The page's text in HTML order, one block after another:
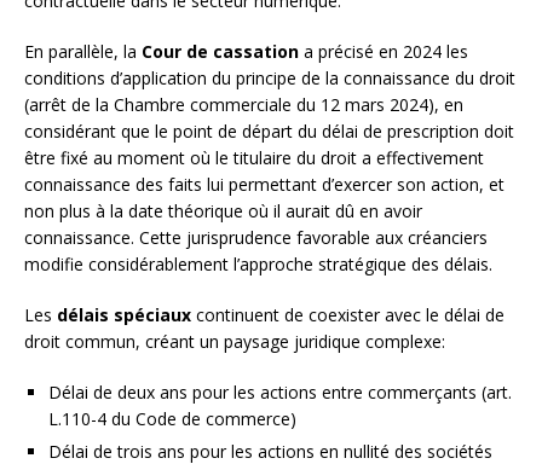
En parallèle, la Cour de cassation a précisé en 2024 les
conditions d’application du principe de la connaissance du droit
(arrêt de la Chambre commerciale du 12 mars 2024), en
considérant que le point de départ du délai de prescription doit
être fixé au moment où le titulaire du droit a effectivement
connaissance des faits lui permettant d’exercer son action, et
non plus à la date théorique où il aurait dû en avoir
connaissance. Cette jurisprudence favorable aux créanciers
modifie considérablement l’approche stratégique des délais.
Les délais spéciaux continuent de coexister avec le délai de
droit commun, créant un paysage juridique complexe:
Délai de deux ans pour les actions entre commerçants (art.
L.110-4 du Code de commerce)
Délai de trois ans pour les actions en nullité des sociétés